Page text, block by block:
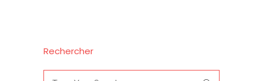
Rechercher